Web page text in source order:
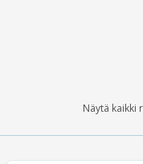
Näytä kaikki